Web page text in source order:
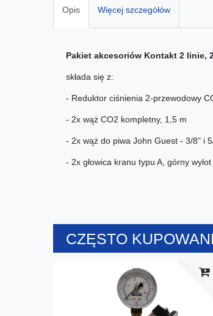
Opis Więcej szczegółów
Pakiet akcesoriów Kontakt 2 linie,
składa się z:
- Reduktor ciśnienia 2-przewodowy
- 2x wąż CO2 kompletny, 1,5 m
- 2x wąż do piwa John Guest - 3/8" i
- 2x głowica kranu typu A, górny
CZĘSTO